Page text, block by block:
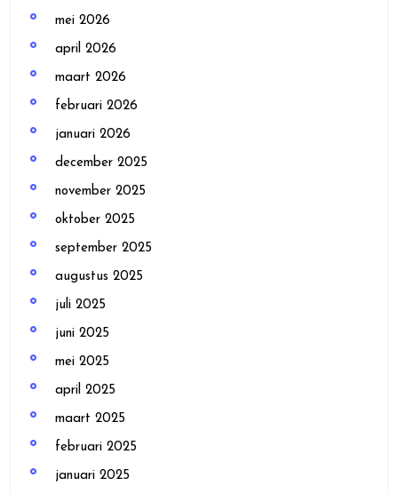
mei 2026
april 2026
maart 2026
februari 2026
januari 2026
december 2025
november 2025
oktober 2025
september 2025
augustus 2025
juli 2025
juni 2025
mei 2025
april 2025
maart 2025
februari 2025
januari 2025